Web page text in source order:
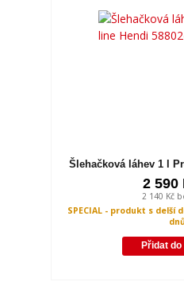
Šlehačková láhev 1 l
2 590
2 140 Kč
SPECIAL - produkt s delší
dnů
Přidat